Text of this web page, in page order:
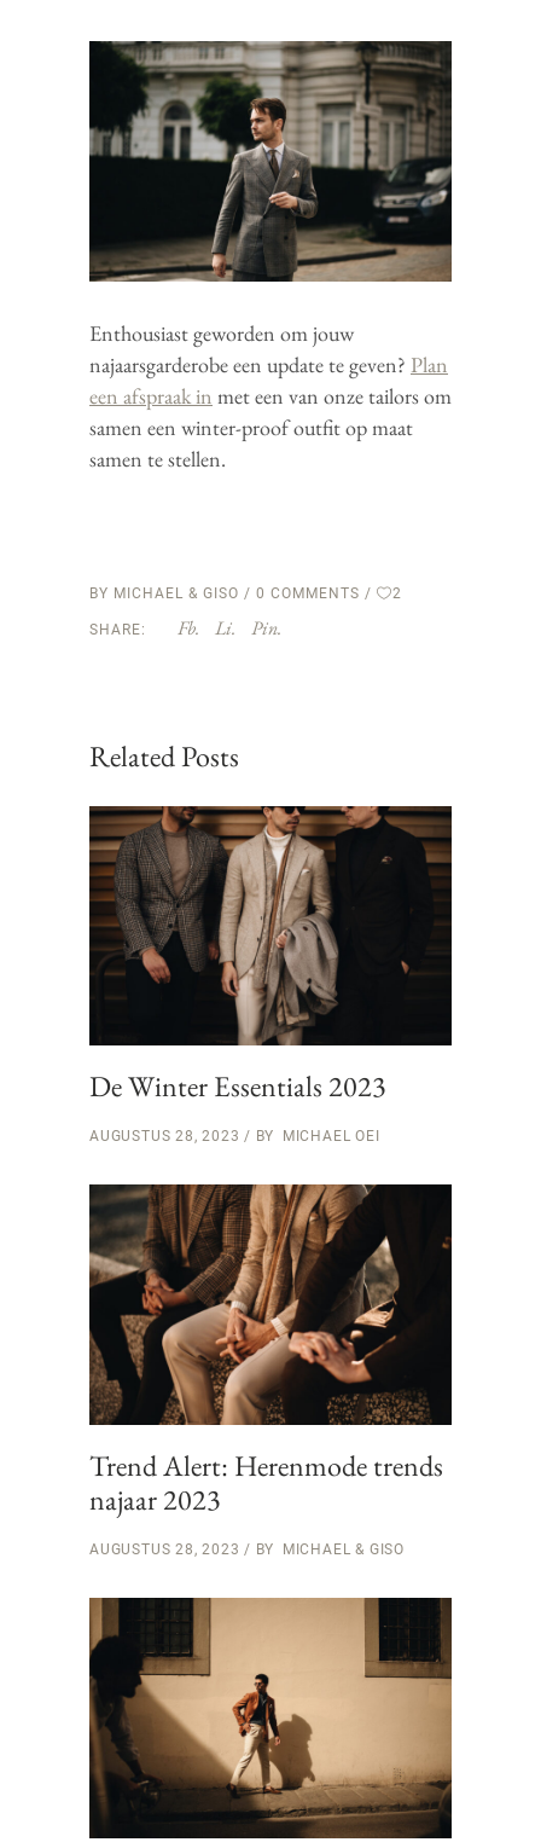
Enthousiast geworden om jouw
najaarsgarderobe een update te geven? Plan
een afspraak in met een van onze tailors om
samen een winter-proof outfit op maat
samen te stellen.
BY MICHAEL & GISO 0 COMMENTS 2
SHARE: Fb. Li. Pin.
Related Posts
De Winter Essentials 2023
AUGUSTUS 28, 2023 BY MICHAEL OEI
Trend Alert: Herenmode trends
najaar 2023
AUGUSTUS 28, 2023 BY MICHAEL & GISO